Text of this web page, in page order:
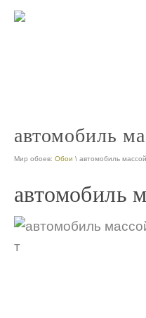
автомобиль
Мир обоев: Обои \ автомобиль
автомобиль